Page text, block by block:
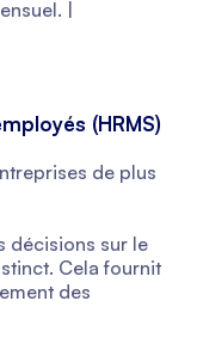
|
(HRMS)
de plus
décisions sur le
Cela fournit
des